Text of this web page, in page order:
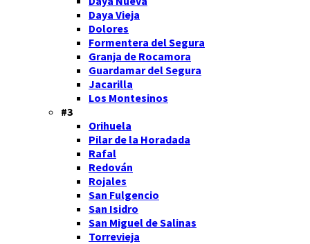
Daya Vieja
Dolores
Formentera del Segura
Granja de Rocamora
Guardamar del Segura
Jacarilla
Los Montesinos
#3
Orihuela
Pilar de la Horadada
Rafal
Redován
Rojales
San Fulgencio
San Isidro
San Miguel de Salinas
Torrevieja